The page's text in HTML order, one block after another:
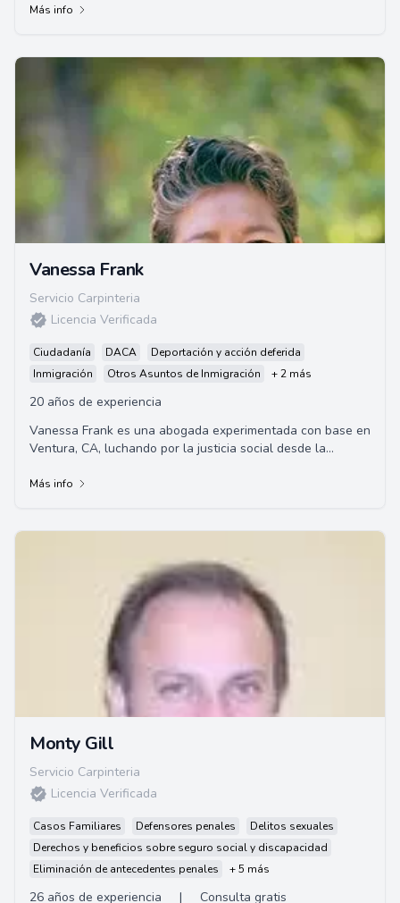
Más info
Vanessa Frank
Servicio Carpinteria
Licencia Verificada
Ciudadanía DACA
Deportación y acción deferida
Inmigración
Otros Asuntos de Inmigración + 2 más
20 años de experiencia
Vanessa Frank es una abogada experimentada con base en
Ventura, CA, luchando por la justicia social desde la
Más info
Monty Gill
Servicio Carpinteria
Licencia Verificada
Casos Familiares Defensores penales
Delitos sexuales
Derechos y beneficios sobre seguro social y discapacidad
Eliminación de antecedentes penales
+ 5 más
26 años de experiencia | Consulta gratis